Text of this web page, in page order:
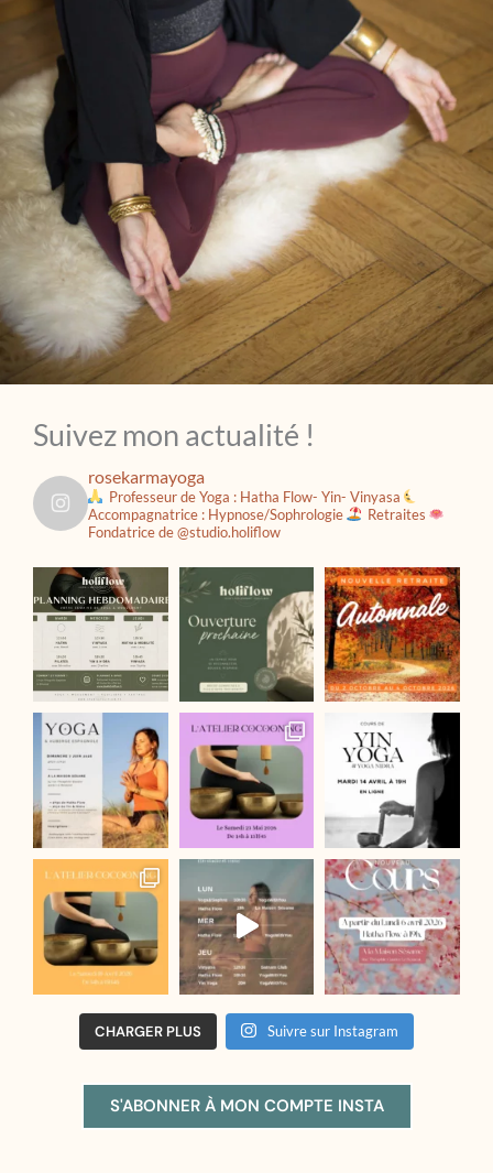
Suivez mon actualité !
rosekarmayoga
Professeur de Yoga : Hatha Flow- Yin- Vinyasa
Accompagnatrice : Hypnose/Sophrologie
Retraites
Fondatrice de @studio.holiflow
CHARGER PLUS Suivre sur Instagram
S'ABONNER À MON COMPTE INSTA